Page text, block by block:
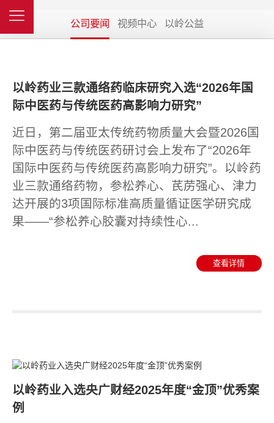
公司要闻 视频中心 以岭公益
以岭药业三款通络药临床研究入选“2026年国
际中医药与传统医药高影响力研究”
近日，第二届亚太传统药物质量大会暨2026国
际中医药与传统医药研讨会上发布了“2026年
国际中医药与传统医药高影响力研究”。以岭药
业三款通络药物，参松养心、芪苈强心、津力
达开展的3项国际标准高质量循证医学研究成
果——“参松养心胶囊对持续性心...
查看详情
以岭药业入选央广财经2025年度“金顶”优秀案
例